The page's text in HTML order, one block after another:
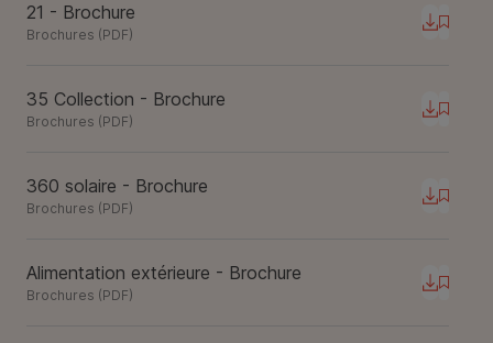
21 - Brochure
Brochures (PDF)
35 Collection - Brochure
Brochures (PDF)
360 solaire - Brochure
Brochures (PDF)
Alimentation extérieure - Brochure
Brochures (PDF)